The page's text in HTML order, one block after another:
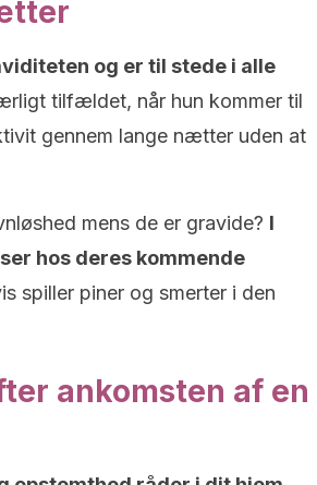
og er til stede i alle
tilfældet, når hun kommer til
gennem lange nætter uden at
mens de er gravide? I
hos deres kommende
spiller piner og smerter i den
ankomsten af en